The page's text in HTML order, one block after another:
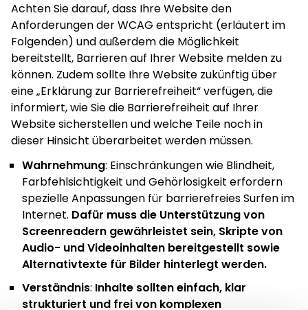
Achten Sie darauf, dass Ihre Website den
Anforderungen der WCAG entspricht (erläutert im
Folgenden) und außerdem die Möglichkeit
bereitstellt, Barrieren auf Ihrer Website melden zu
können. Zudem sollte Ihre Website zukünftig über
eine „Erklärung zur Barrierefreiheit“ verfügen, die
informiert, wie Sie die Barrierefreiheit auf Ihrer
Website sicherstellen und welche Teile noch in
dieser Hinsicht überarbeitet werden müssen.
Wahrnehmung: Einschränkungen wie Blindheit,
Farbfehlsichtigkeit und Gehörlosigkeit erfordern
spezielle Anpassungen für barrierefreies Surfen im
Internet. Dafür muss die Unterstützung von
Screenreadern gewährleistet sein, Skripte von
Audio- und Videoinhalten bereitgestellt sowie
Alternativtexte für Bilder hinterlegt werden.
Verständnis: Inhalte sollten einfach, klar
strukturiert und frei von komplexen